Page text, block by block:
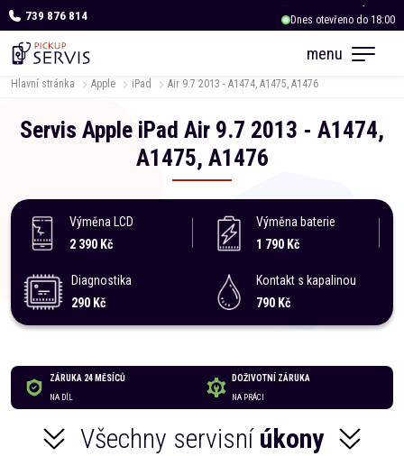
739 876 814
Dnes otevřeno do 18:00
Dnes otevřeno do 18:00
menu
Hlavní stránka Apple iPad Air 9.7 2013 - A1474, A1475, A1476
Servis Apple iPad Air 9.7 2013 - A1474,
A1475, A1476
Diagnostika
290 Kč
Výměna LCD
2 390 Kč
Kontakt s kapalinou
790 Kč
Výměna baterie
1 790 Kč
ZÁRUKA 24 MĚSÍCŮ
NA DÍL
DOŽIVOTNÍ ZÁRUKA
NA PRÁCI
Všechny servisní úkony